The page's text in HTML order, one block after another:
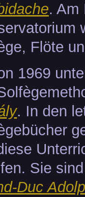
. Am
Flöte
1969
. In den
Sie
Duc